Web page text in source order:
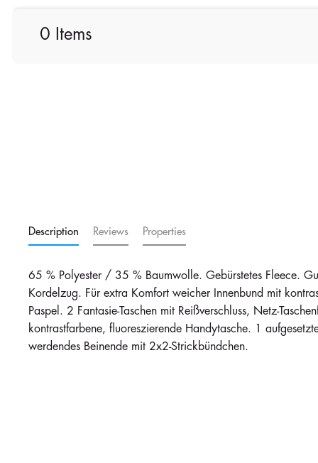
0 Items
Description Reviews Properties
65 % Polyester / 35 % Baumwolle. Gebürstetes Fleece.
Kordelzug. Für extra Komfort weicher Innenbund mit
Paspel. 2 Fantasie-Taschen mit Reißverschluss, Netz-
kontrastfarbene, fluoreszierende Handytasche. 1
werdendes Beinende mit 2x2-Strickbündchen.